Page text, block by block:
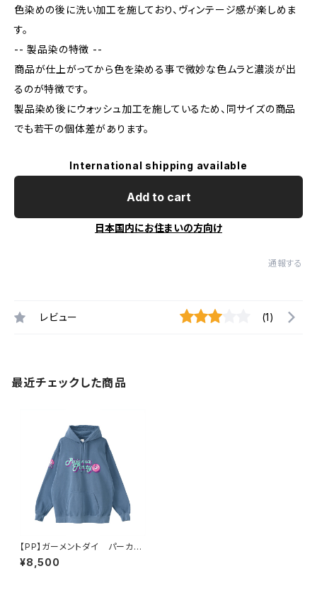
色染めの後に洗い加工を施しており、ヴィンテージ感が楽しめま
す。
-- 製品染の特徴 --
商品が仕上がってから色を染める事で微妙な色ムラと濃淡が出
るのが特徴です。
製品染め後にウォッシュ加工を施しているため、同サイズの商品
でも若干の個体差があります。
International shipping available
Add to cart
日本国内にお住まいの方向け
通報する
レビュー (1)
最近チェックした商品
【PP】ガーメントダイ パーカー
（ブルー）
¥8,500